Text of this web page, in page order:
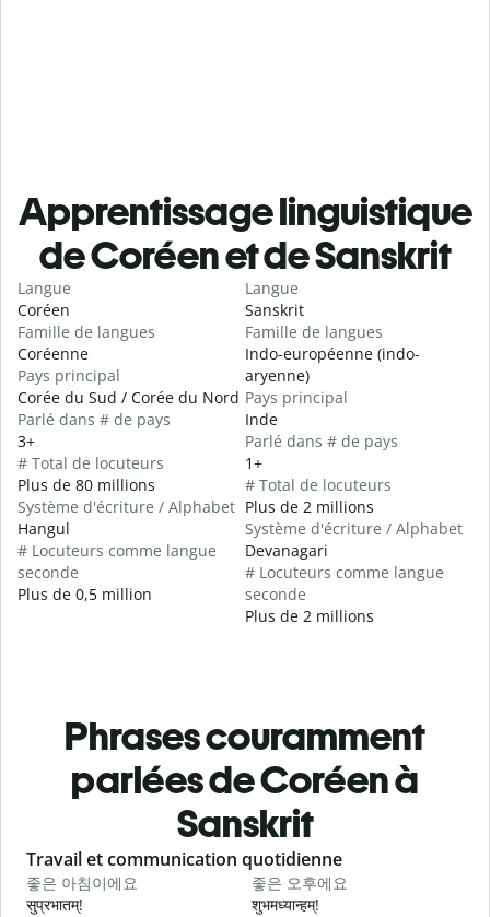
Apprentissage linguistique
de Coréen et de Sanskrit
Langue
Coréen
Famille de langues
Coréenne
Pays principal
Corée du Sud / Corée du Nord
Parlé dans # de pays
3+
# Total de locuteurs
Plus de 80 millions
Système d'écriture / Alphabet
Hangul
# Locuteurs comme langue
seconde
Plus de 0,5 million
Langue
Sanskrit
Famille de langues
Indo-européenne (indo-
aryenne)
Pays principal
Inde
Parlé dans # de pays
1+
# Total de locuteurs
Plus de 2 millions
Système d'écriture / Alphabet
Devanagari
# Locuteurs comme langue
seconde
Plus de 2 millions
Phrases couramment
parlées de Coréen à
Sanskrit
Slide 1 of 6
Travail et communication quotidienne
좋은 아침이에요
सुप्रभातम्!
좋은 오후에요
शुभमध्यान्हम्!